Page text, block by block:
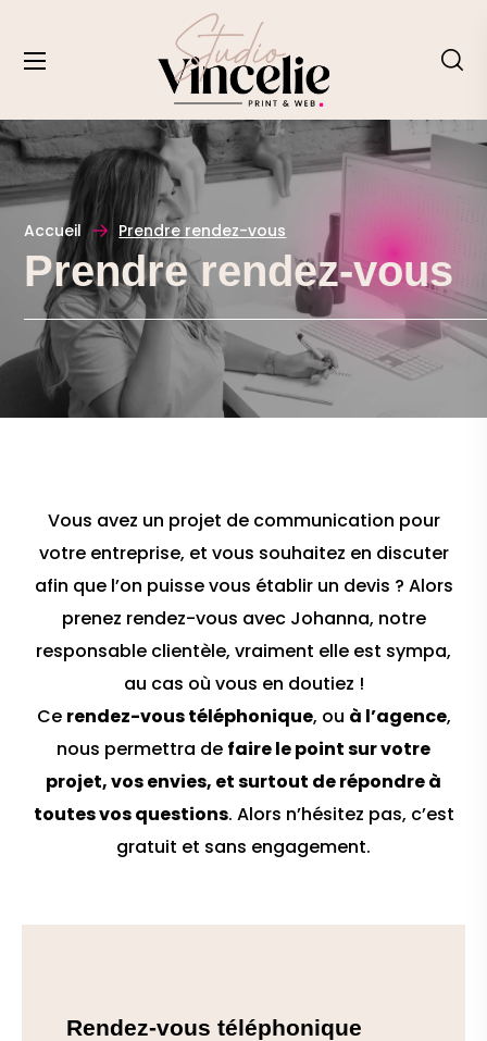
Accueil Prendre rendez-vous
Prendre rendez-vous
Vous avez un projet de communication pour
votre entreprise, et vous souhaitez en discuter
afin que l’on puisse vous établir un devis ? Alors
prenez rendez-vous avec Johanna, notre
responsable clientèle, vraiment elle est sympa,
au cas où vous en doutiez !
Ce rendez-vous téléphonique, ou à l’agence,
nous permettra de faire le point sur votre
projet, vos envies, et surtout de répondre à
toutes vos questions. Alors n’hésitez pas, c’est
gratuit et sans engagement.
Rendez-vous téléphonique